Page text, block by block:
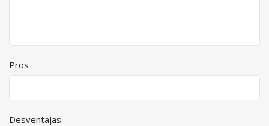
Pros
Desventajas